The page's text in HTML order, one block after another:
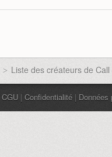
> Liste des créateurs de
CGU | Confidentialité | Données